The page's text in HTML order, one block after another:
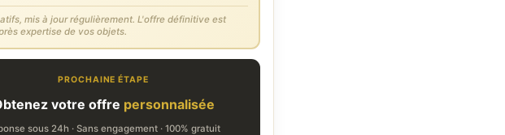
mis à jour régulièrement. L'offre définitive est
expertise de vos objets.
PROCHAINE ÉTAPE
votre offre personnalisée
sous 24h · Sans engagement · 100% gratuit